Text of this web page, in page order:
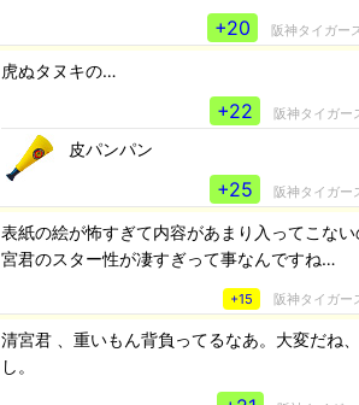
+20 阪神タイガー
虎ぬタヌキの…
+22 阪神タイガー
皮パンパン
+25 阪神タイガー
表紙の絵が怖すぎて内容があまり入ってこな
宮君のスター性が凄すぎって事なんですね…
+15 阪神タイガー
清宮君 、重いもん背負ってるなあ。大変だね
し。